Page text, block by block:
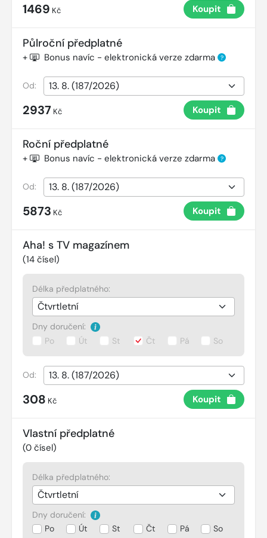
1469 Kč Koupit
Půlroční předplatné
+ Bonus navíc - elektronická verze zdarma ?
Od:
2937 Kč Koupit
Roční předplatné
+ Bonus navíc - elektronická verze zdarma ?
Od:
5873 Kč Koupit
Aha! s TV magazínem
(14 čísel)
Délka předplatného:
Dny doručení:
Po
Út St Čt Pá So
Od:
308 Kč Koupit
Vlastní předplatné
(0 čísel)
Délka předplatného:
Dny doručení:
Po
Út St Čt Pá So